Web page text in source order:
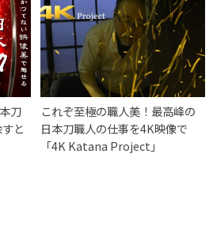
刀
と
これぞ至極の職人美！最高峰の
日本刀職人の仕事を4K映像で
「4K Katana Project」